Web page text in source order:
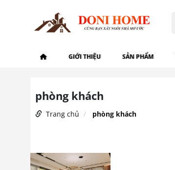
GIỚI THIỆU SẢN PHẨM
phòng khách
Trang chủ phòng khách